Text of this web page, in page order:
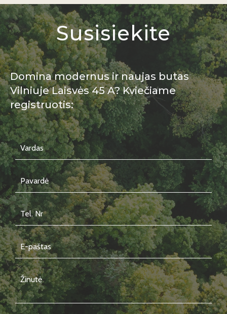
Susisiekite
Domina modernus ir naujas butas
Vilniuje Laisvės 45 A? Kviečiame
registruotis: